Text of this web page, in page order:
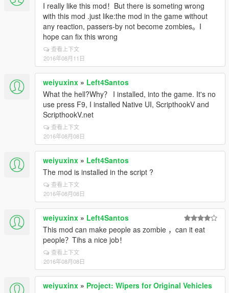
I really like this mod！But there is someting wrong
with this mod .just like:the mod in the game without
any reaction, passers-by not become zombies。I
hope can fix this wrong
查看上下文
2016年08月11日
weiyuxinx » Left4Santos
What the hell?Why？ I installed, into the game. It's no
use press F9, I installed Native UI, ScripthookV and
ScripthookV.net
查看上下文
2016年08月08日
weiyuxinx » Left4Santos
The mod is installed in the script ?
查看上下文
2016年08月08日
weiyuxinx » Left4Santos
This mod can make people as zombie ，can it eat
people？Tihs a nice job！
查看上下文
2016年08月08日
weiyuxinx » Project: Wipers for Original Vehicles